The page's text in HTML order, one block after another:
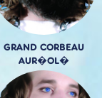
GRAND CORBEAU
AUR�OL�